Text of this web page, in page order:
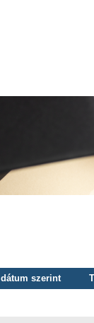
szerint